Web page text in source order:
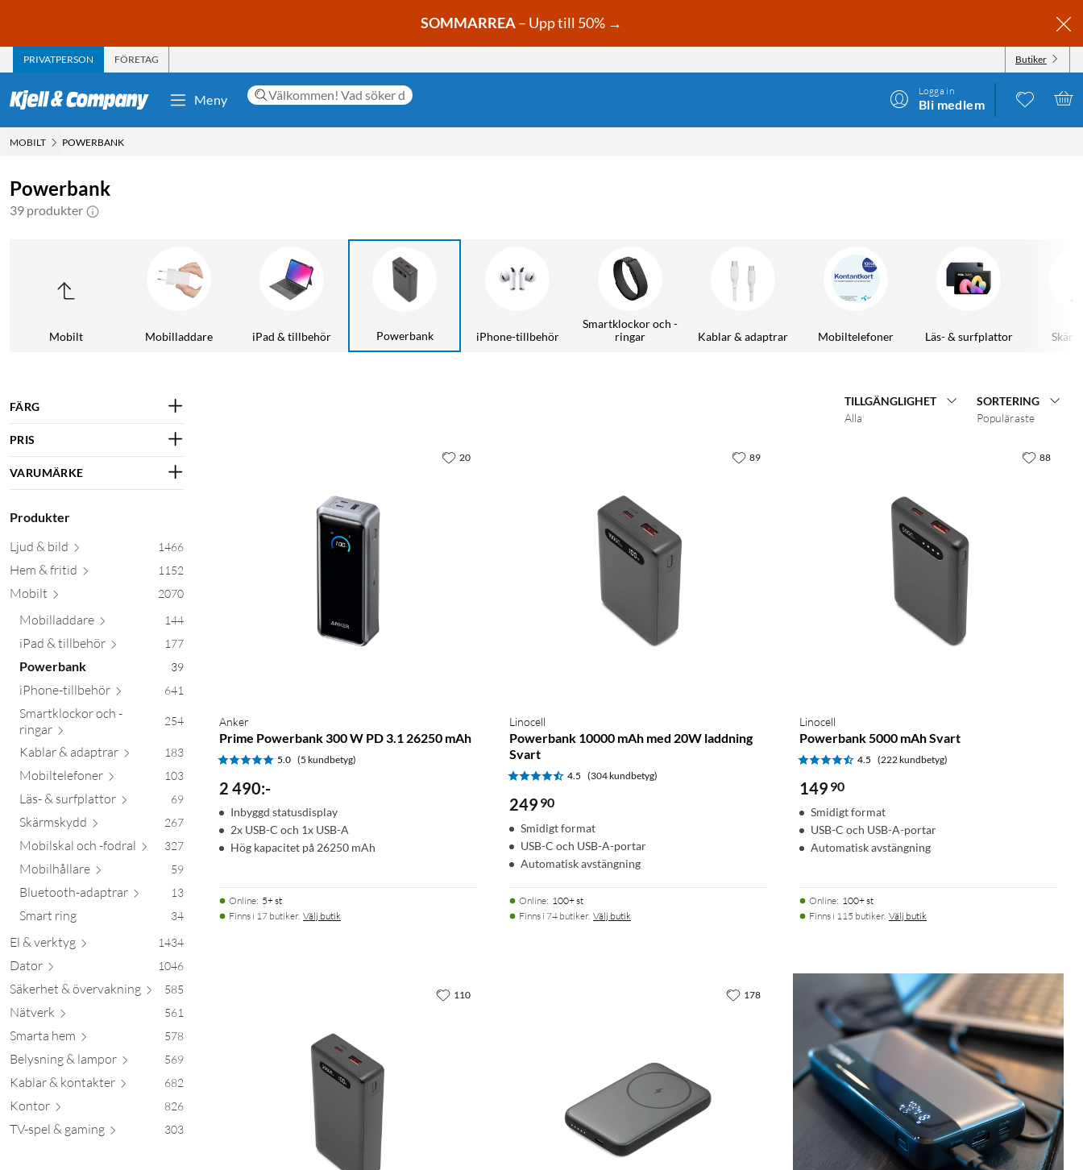
SOMMARREA– Upp till 50% →
PRIVATPERSON FÖRETAG Butiker
Meny
Logga in
Bli medlem
MOBILT POWERBANK
Powerbank
39 produkter
Mobilt Mobilladdare iPad & tillbehör Powerbank iPhone-tillbehör
Smartklockor och -
ringar
Kablar & adaptrar Mobiltelefoner Läs- & surfplattor
FÄRG
PRIS
VARUMÄRKE
Produkter
Ljud & bild 1466
Hem & fritid 1152
Mobilt 2070
Mobilladdare 144
iPad & tillbehör 177
Powerbank 39
iPhone-tillbehör 641
Smartklockor och -
ringar 254
Kablar & adaptrar 183
Mobiltelefoner 103
Läs- & surfplattor 69
Skärmskydd 267
Mobilskal och -fodral 327
Mobilhållare 59
Bluetooth-adaptrar 13
Smart ring 34
El & verktyg 1434
Dator 1046
Säkerhet & övervakning 585
Nätverk 561
Smarta hem 578
Belysning & lampor 569
Kablar & kontakter 682
Kontor 826
TV-spel & gaming 303
TILLGÄNGLIGHET
Alla
SORTERING
Populäraste
Anker
Prime Powerbank 300 W PD 3.1 26250 mAh
5.0 (5 kundbetyg)
2 490:-
Inbyggd statusdisplay
2x USB-C och 1x USB-A
Hög kapacitet på 26250 mAh
Online: 5+ st
Finns i 17 butiker. Välj butik
20
Linocell
Powerbank 10000 mAh med 20W laddning
Svart
4.5 (304 kundbetyg)
249 90
Smidigt format
USB-C och USB-A-portar
Automatisk avstängning
Online: 100+ st
Finns i 74 butiker. Välj butik
89
Linocell
Powerbank 5000 mAh Svart
4.5 (222 kundbetyg)
149 90
Smidigt format
USB-C och USB-A-portar
Automatisk avstängning
Online: 100+ st
Finns i 115 butiker. Välj butik
88
110 178